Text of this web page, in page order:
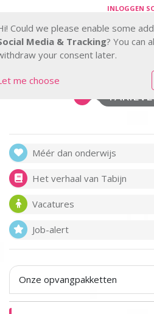
INLOGGEN
Méér dan onderwijs
Het verhaal van Tabijn
Vacatures
Job-alert
Onze opvangpakketten
Could we please enable some
Media & Tracking? You can
your consent later.
me choose